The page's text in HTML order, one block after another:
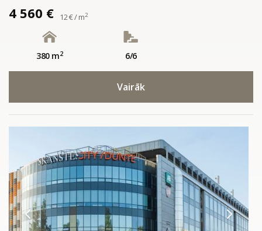
4 560 € 12 € / m2
380 m2 6/6
Vairāk